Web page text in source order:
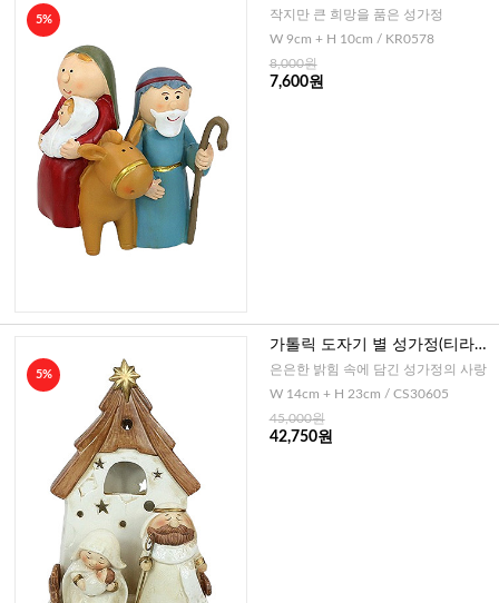
5%
작지만 큰 희망을 품은 성가정
W 9cm + H 10cm / KR0578
8,000원
7,600원
5%
가톨릭 도자기 별 성가정(티라이
트용)
은은한 밝힘 속에 담긴 성가정의 사랑
W 14cm + H 23cm / CS30605
45,000원
42,750원